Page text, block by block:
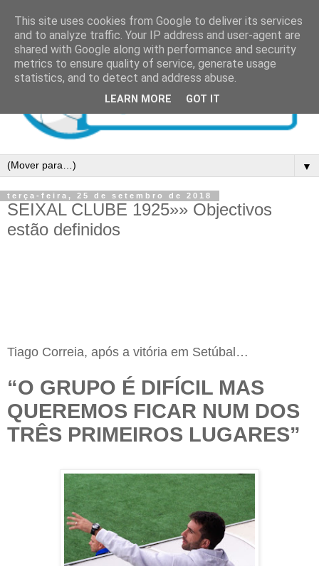
▼
terça-feira, 25 de setembro de 2018
SEIXAL CLUBE 1925»» Objectivos
estão definidos
Tiago Correia, após a vitória em Setúbal…
“O GRUPO É DIFÍCIL MAS
QUEREMOS FICAR NUM DOS
TRÊS PRIMEIROS LUGARES”
This site uses cookies from Google to deliver its services
and to analyze traffic. Your IP address and user-agent are
shared with Google along with performance and security
metrics to ensure quality of service, generate usage
statistics, and to detect and address abuse.
LEARN MORE GOT IT